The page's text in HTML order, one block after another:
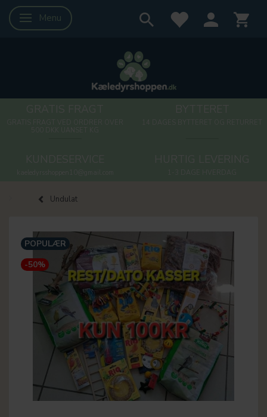
Skifte navigation
Menu
Undulat
POPULÆR
-50%